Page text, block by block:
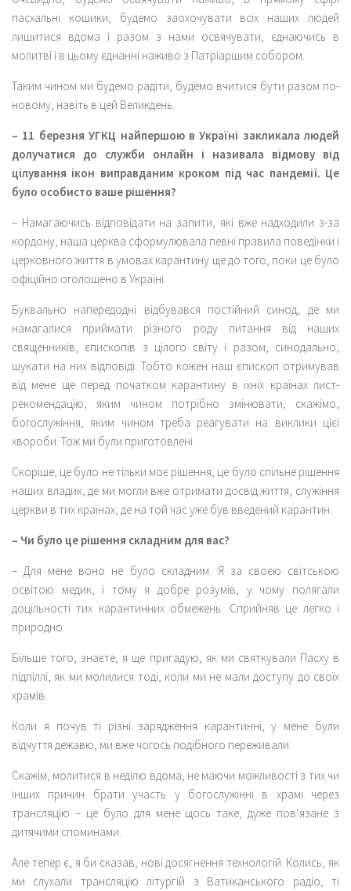
пасхальні кошики, будемо заохочувати всіх наших людей
лишитися вдома і разом з нами освячувати, єднаючись в
молитві і в цьому єднанні наживо з Патріаршим собором.
Таким чином ми будемо радіти, будемо вчитися бути разом по-
новому, навіть в цей Великдень.
– 11 березня УГКЦ найпершою в Україні закликала людей
долучатися до служби онлайн і називала відмову від
цілування ікон виправданим кроком під час пандемії. Це
було особисто ваше рішення?
– Намагаючись відповідати на запити, які вже надходили з-за
кордону, наша церква сформулювала певні правила поведінки і
церковного життя в умовах карантину ще до того, поки це було
офіційно оголошено в Україні.
Буквально напередодні відбувався постійний синод, де ми
намагалися приймати різного роду питання від наших
священників, єпископів з цілого світу і разом, синодально,
шукати на них відповіді. Тобто кожен наш єпископ отримував
від мене ще перед початком карантину в їхніх країнах лист-
рекомендацію, яким чином потрібно змінювати, скажімо,
богослужіння, яким чином треба реагувати на виклики цієї
хвороби. Тож ми були приготовлені.
Скоріше, це було не тільки моє рішення, це було спільне рішення
наших владик, де ми могли вже отримати досвід життя, служіння
церкви в тих країнах, де на той час уже був введений карантин.
– Чи було це рішення складним для вас?
– Для мене воно не було складним. Я за своєю світською
освітою медик, і тому я добре розумів, у чому полягали
доцільності тих карантинних обмежень. Сприйняв це легко і
природно.
Більше того, знаєте, я ще пригадую, як ми святкували Пасху в
підпіллі, як ми молилися тоді, коли ми не мали доступу до своїх
храмів.
Коли я почув ті різні зарядження карантинні, у мене були
відчуття дежавю, ми вже чогось подібного переживали.
Скажім, молитися в неділю вдома, не маючи можливості з тих чи
інших причин брати участь у богослужінні в храмі через
трансляцію – це було для мене щось таке, дуже пов’язане з
дитячими споминами.
Але тепер є, я би сказав, нові досягнення технологій. Колись, як
ми слухали трансляцію літургій з Ватиканського радіо, ті